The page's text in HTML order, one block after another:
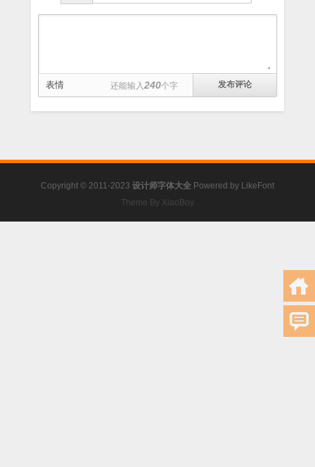
表情 还能输入 240个字
Copyright © 2011-2023 设计师字体大全 Powered by LikeFont
Theme By XiaoBoy